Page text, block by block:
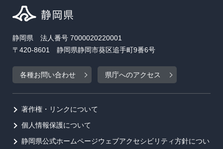
静岡県 法人番号 7000020220001
〒420-8601 静岡県静岡市葵区追手町9番6号
各種お問い合わせ 県庁へのアクセス
著作権・リンクについて
個人情報保護について
静岡県公式ホームページウェブアクセシビリティ方針につい